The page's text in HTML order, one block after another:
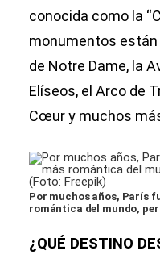
conocida como la
monumentos están
de Notre Dame, la
Elíseos, el Arco de
Cœur y muchos
Por muchos años, París
romántica del mundo,
¿QUÉ DESTINO